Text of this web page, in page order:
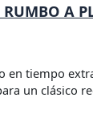
A
en tiempo
un clásico